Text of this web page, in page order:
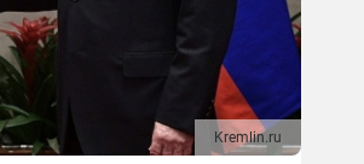
Kremlin.ru